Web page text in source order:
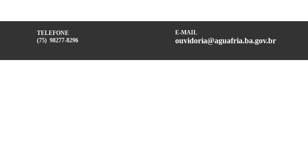
TELEFONE
(75) 98277-8296
E-MAIL
ouvidoria@aguafria.ba.gov.br